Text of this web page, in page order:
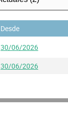
Desde
30/06/2026
30/06/2026